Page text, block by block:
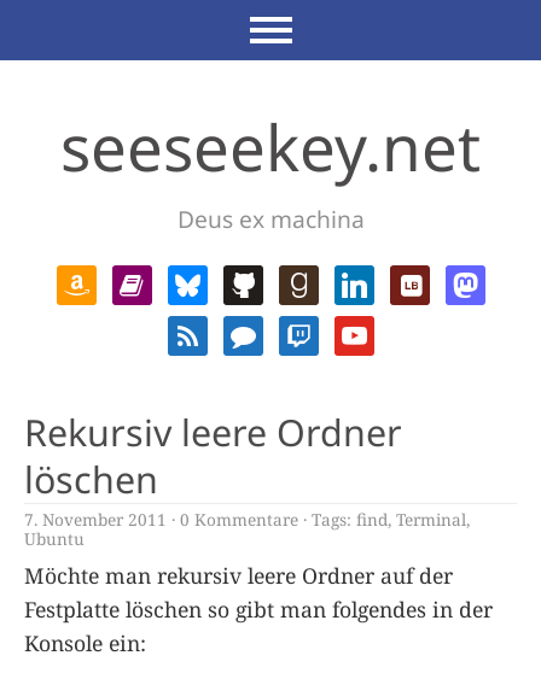
seeseekey.net
Deus ex machina
Rekursiv leere Ordner
löschen
7. November 2011 0 Kommentare Tags: find, Terminal,
Ubuntu
Möchte man rekursiv leere Ordner auf der
Festplatte löschen so gibt man folgendes in der
Konsole ein: